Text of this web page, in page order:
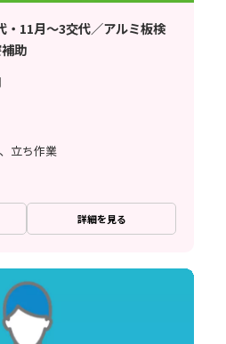
・11月～3交代／アルミ板検
助
立ち作業
詳細を見る